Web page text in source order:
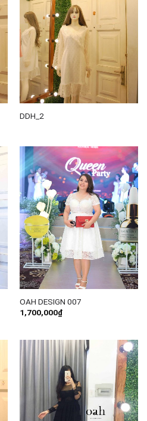
DDH_2
OAH DESIGN 007
1,700,000₫